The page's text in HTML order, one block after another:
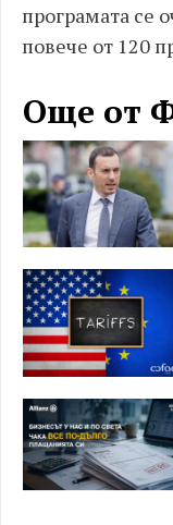
програмата се
повече от 120
Още от